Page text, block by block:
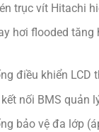
trục vít Hitachi
hơi flooded tăng
điều khiển LCD
nối BMS quản
bảo vệ đa lớp